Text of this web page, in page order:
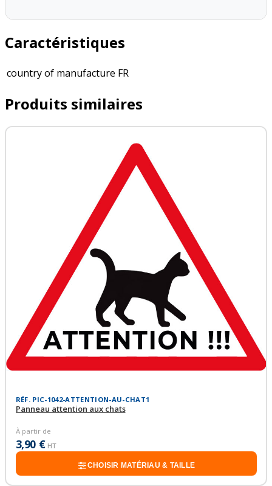
Caractéristiques
country of manufacture FR
Produits similaires
RÉF. PIC-1042-ATTENTION-AU-CHAT1
Panneau attention aux chats
À partir de
3,90 € HT
CHOISIR MATÉRIAU & TAILLE